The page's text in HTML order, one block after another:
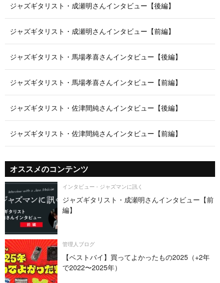
ジャズギタリスト・成瀬明さんインタビュー【後編】
ジャズギタリスト・成瀬明さんインタビュー【前編】
ジャズギタリスト・馬場孝喜さんインタビュー【後編】
ジャズギタリスト・馬場孝喜さんインタビュー【前編】
ジャズギタリスト・佐津間純さんインタビュー【後編】
ジャズギタリスト・佐津間純さんインタビュー【前編】
オススメのコンテンツ
インタビュー - ジャズマンに訊く
ジャズギタリスト・成瀬明さんインタビュー【前
編】
管理人ブログ
【ベストバイ】買ってよかったもの2025（+2年
で2022〜2025年）